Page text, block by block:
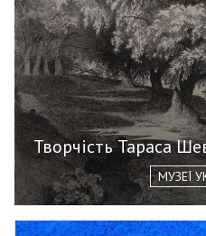
Творчість Тараса
МУЗЕЇ